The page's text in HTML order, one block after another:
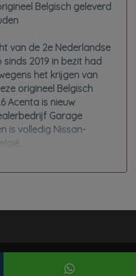
kogel
verstelbaar
Belgisch geleverd
van de 2e Nederlandse
2019 in bezit had
het krijgen van
origineel Belgisch
Acenta is nieuw
Garage
is volledig Nissan-
aanwezig, evenals 2
Carfax-rapport
op zeer goede A-merk
en huisdiervrij